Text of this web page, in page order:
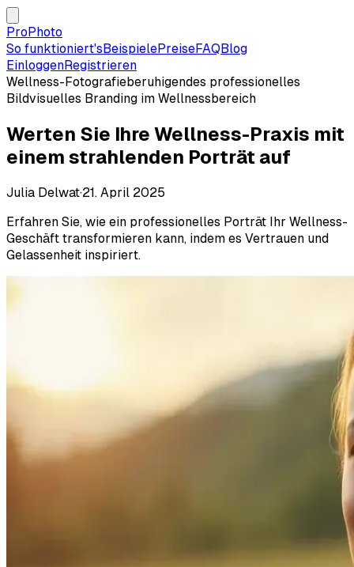
ProPhoto
So funktioniert'sBeispielePreiseFAQBlog
EinloggenRegistrieren
Wellness-Fotografieberuhigendes professionelles
Bildvisuelles Branding im Wellnessbereich
Werten Sie Ihre Wellness-Praxis mit
einem strahlenden Porträt auf
Julia Delwat·21. April 2025
Erfahren Sie, wie ein professionelles Porträt Ihr Wellness-
Geschäft transformieren kann, indem es Vertrauen und
Gelassenheit inspiriert.